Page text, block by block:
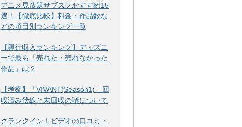
アニメ見放題サブスクおすすめ15
選！【徹底比較】料金・作品数な
どの項目別ランキング一覧
【興行収入ランキング】ディズニ
ーで最も「売れた・売れなかった
作品」は？
【考察】「VIVANT(Season1)」回
収済み伏線と未回収の謎について
クランクイン！ビデオの口コミ・